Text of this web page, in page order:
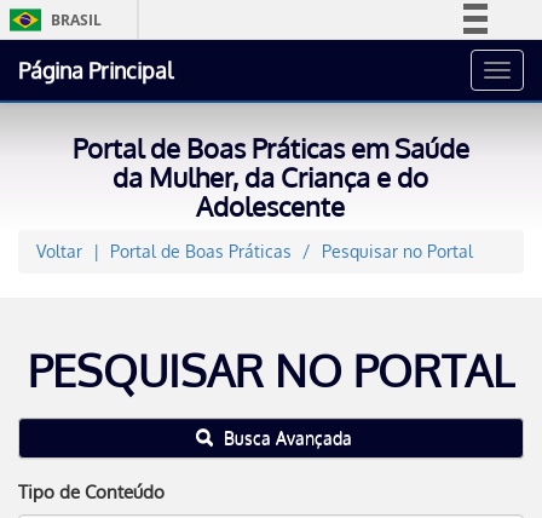
BRASIL
Acesso à informação
Canais
Página Principal
Portal de Boas Práticas em Saúde
da Mulher, da Criança e do
Adolescente
Voltar Portal de Boas Práticas Pesquisar no Portal
PESQUISAR NO PORTAL
Busca Avançada
Tipo de Conteúdo